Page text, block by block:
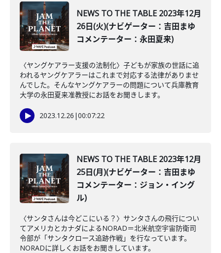
NEWS TO THE TABLE 2023年12月
26日(火)(ナビゲーター：吉田まゆ
コメンテーター：永田夏来)
〈ヤングケアラー支援の法制化〉子どもが家族の世話に追
われるヤングケアラーはこれまで対応する法律がありませ
んでした。そんなヤングケアラーの問題について兵庫教育
大学の永田夏来准教授にお話をお聞きします。
2023.12.26 |00:07:22
NEWS TO THE TABLE 2023年12月
25日(月)(ナビゲーター：吉田まゆ
コメンテーター：ジョン・イング
ル)
〈サンタさんは今どこにいる？〉サンタさんの飛行につい
てアメリカとカナダによるNORAD＝北米航空宇宙防衛司
令部が「サンタクロース追跡作戦」を行なっています。
NORADに詳しくお話をお聞きしています。